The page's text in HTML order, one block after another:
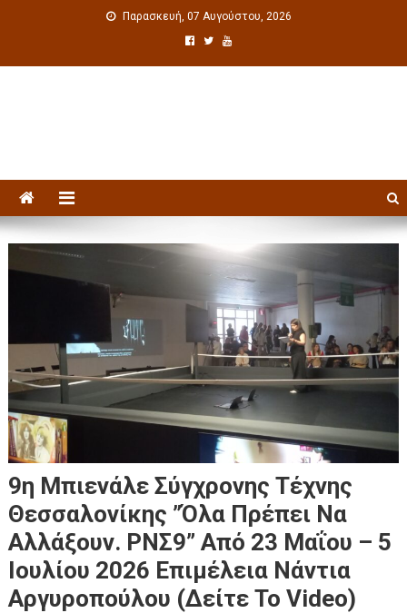
Παρασκευή, 07 Αυγούστου, 2026
9η Μπιενάλε Σύγχρονης Τέχνης
Θεσσαλονίκης ”όλα Πρέπει Να
Αλλάξουν. ΡΝΣ9” Από 23 Μαΐου – 5
Ιουλίου 2026 Επιμέλεια Νάντια
Αργυροπούλου (Δείτε Το Video)